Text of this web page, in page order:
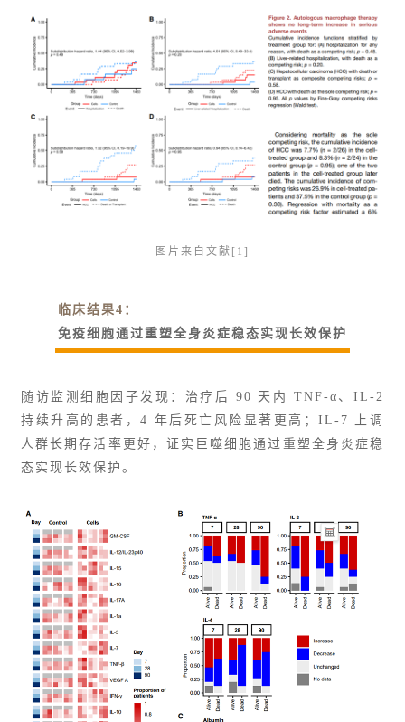
图片来自文献[1]
临床结果4：
免疫细胞通过重塑全身炎症稳态实现长效保护
随访监测细胞因子发现：治疗后 90 天内 TNF-α、IL-2
持续升高的患者，4 年后死亡风险显著更高；IL-7 上调
人群长期存活率更好，证实巨噬细胞通过重塑全身炎症稳
态实现长效保护。